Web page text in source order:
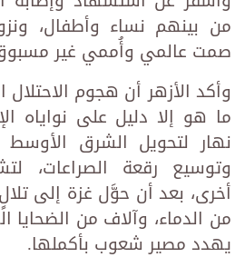
من بينهم نساء وأطفال،
صمت عالمي وأُممي غير مسبوق
وأكد الأزهر أن هجوم
ما هو إلا دليل على نواياه
نهار لتحويل الشرق
وتوسيع رقعة الصراعات،
أخرى، بعد أن حوَّل غزة إلى
من الدماء، وآلاف من الضحايا
يهدد مصير شعوب بأكملها.